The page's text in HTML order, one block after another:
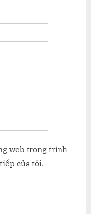
web trong trình
của tôi.